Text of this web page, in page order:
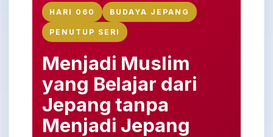
HARI 060 BUDAYA JEPANG
PENUTUP SERI
Menjadi Muslim
yang Belajar dari
Jepang tanpa
Menjadi Jepang